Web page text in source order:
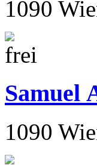
1090
Samuel
1090